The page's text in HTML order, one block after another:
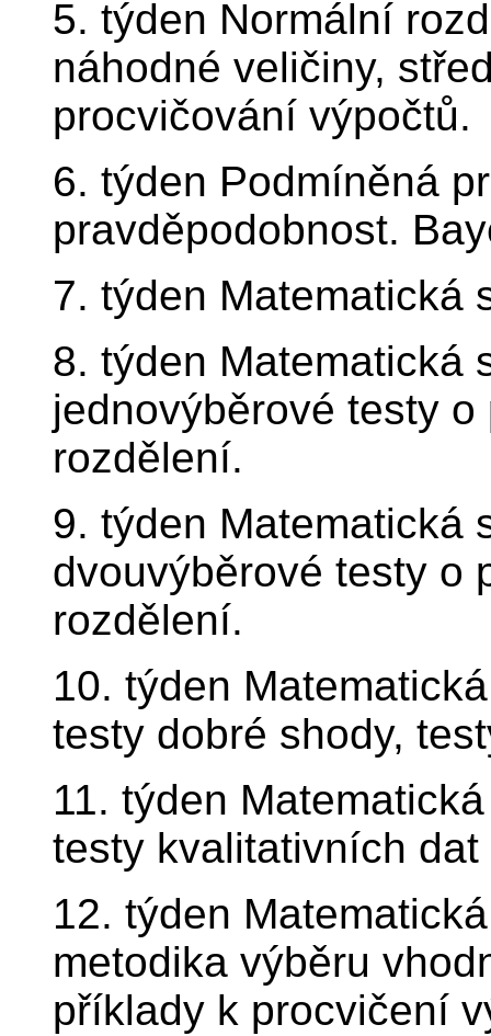
5. týden Normální
náhodné veličiny,
procvičování výpočtů.
6. týden Podmíněná
pravděpodobnost.
7. týden Matematická
8. týden Matematická
jednovýběrové testy
rozdělení.
9. týden Matematická
dvouvýběrové testy o
rozdělení.
10. týden
testy dobré shody,
11. týden
testy kvalitativních
12. týden
metodika výběru
příklady k procvičení